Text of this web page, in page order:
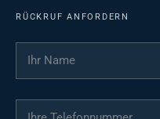
RÜCKRUF ANFORDERN
Ihr Name
Ihre Telefonnummer